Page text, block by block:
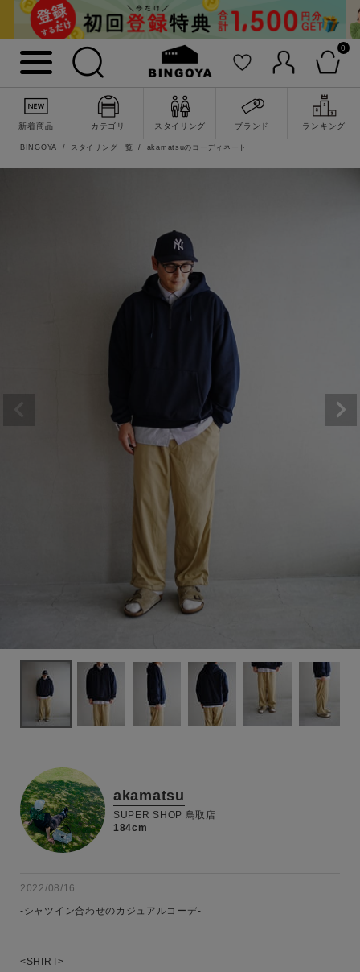
0
新着商品 カテゴリ スタイリング ブランド ランキング
詳細検索
BINGOYA スタイリング一覧 akamatsuのコーディネート
akamatsu
SUPER SHOP 鳥取店
184cm
2022/08/16
-シャツイン合わせのカジュアルコーデ-
<SHIRT>